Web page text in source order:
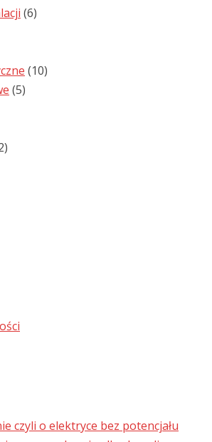
(6)
(10)
(5)
czyli o elektryce bez potencjału